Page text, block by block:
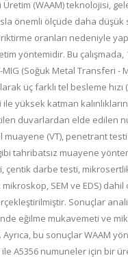
Üretim (WAAM) teknolojisi,
önemli ölçüde daha düşük
oranları nedeniyle
yöntemidir. Bu çalışmada,
MIG (Soğuk Metal Transferi -
üç farklı tel besleme hızı
ile yüksek katman
duvarlardan elde edilen
muayene (VT), penetrant
tahribatsız muayene
çentik darbe testi,
SEM ve EDS)
Sonuçlar
eğilme mukavemeti ve
Ayrıca, bu sonuçlar WAAM
ile A5356 numuneler için bir